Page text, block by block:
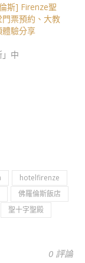
斯] Firenze聖
票預約、大教
體驗分享
中
hotelfirenze
佛羅倫斯飯店
聖十字聖殿
0 評論